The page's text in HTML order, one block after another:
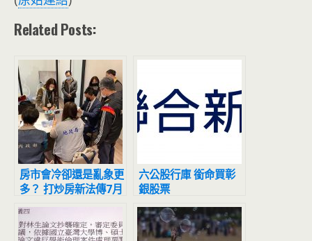
Related Posts:
房市會冷卻還是亂象更
多？ 打炒房新法傳7月
上路 「買方斷頭＋賣
方斷鏈」恐掀起營建業
大洗牌！
六公股行庫 銜命買彰
銀股票